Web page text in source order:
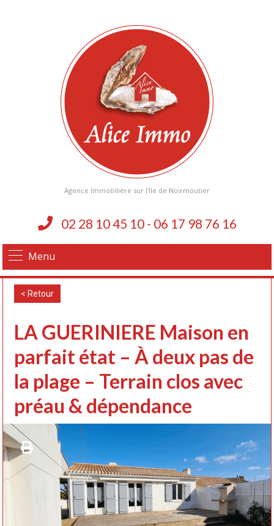
Agence Immobilière sur l'île de Noirmoutier
Menu
02 28 10 45 10 - 06 17 98 76 16
< Retour
LA GUERINIERE Maison en
parfait état – À deux pas de
la plage – Terrain clos avec
préau & dépendance